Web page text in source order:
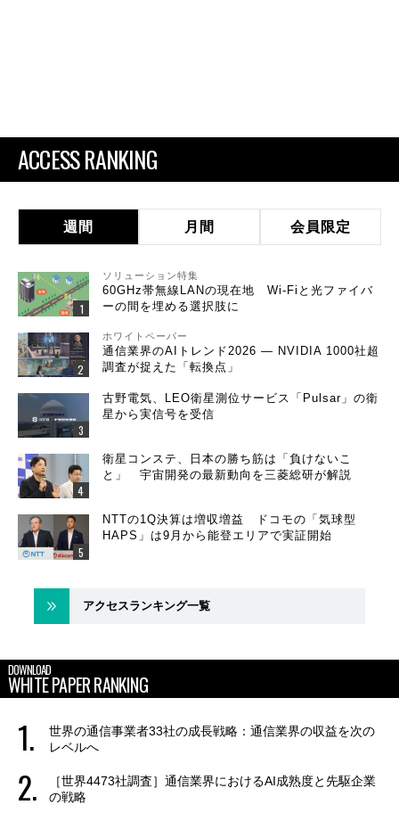
ACCESS RANKING
週間 月間 会員限定
ソリューション特集
60GHz帯無線LANの現在地 Wi-Fiと光ファイバ
ーの間を埋める選択肢に
ホワイトペーパー
通信業界のAIトレンド2026 ― NVIDIA 1000社超
調査が捉えた「転換点」
古野電気、LEO衛星測位サービス「Pulsar」の衛
星から実信号を受信
衛星コンステ、日本の勝ち筋は「負けないこ
と」 宇宙開発の最新動向を三菱総研が解説
NTTの1Q決算は増収増益 ドコモの「気球型
HAPS」は9月から能登エリアで実証開始
アクセスランキング一覧
DOWNLOAD
WHITE PAPER RANKING
世界の通信事業者33社の成長戦略：通信業界の収益を次の
レベルへ
［世界4473社調査］通信業界におけるAI成熟度と先駆企業
の戦略